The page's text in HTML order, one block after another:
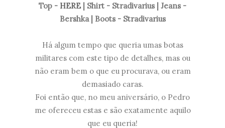
Top - HERE| Shirt - Stradivarius | Jeans -
Bershka | Boots - Stradivarius
Há algum tempo que queria umas botas
militares com este tipo de detalhes, mas ou
não eram bem o que eu procurava, ou eram
demasiado caras.
Foi então que, no meu aniversário, o Pedro
me ofereceu estas e são exatamente aquilo
que eu queria!